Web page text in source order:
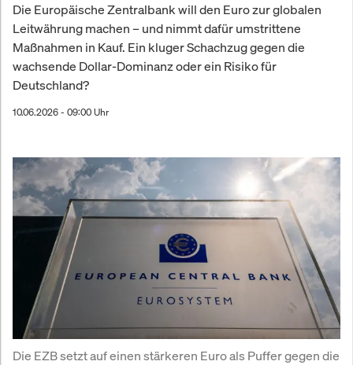
Die Europäische Zentralbank will den Euro zur globalen
Leitwährung machen – und nimmt dafür umstrittene
Maßnahmen in Kauf. Ein kluger Schachzug gegen die
wachsende Dollar-Dominanz oder ein Risiko für
Deutschland?
10.06.2026 - 09:00 Uhr
Die EZB setzt auf einen stärkeren Euro als Puffer gegen die